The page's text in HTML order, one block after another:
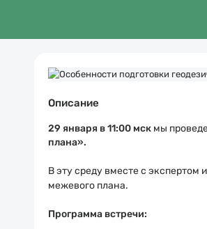
Описание
29 января в11:00 мск мы
плана».
В эту среду вместе с экспертом
межевого плана.
Программа встречи: